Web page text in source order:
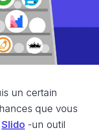
un certain
que vous
Slido -un outil